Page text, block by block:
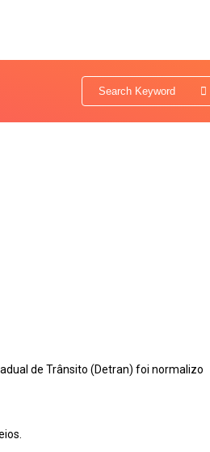
de Trânsito (Detran) foi normalizo